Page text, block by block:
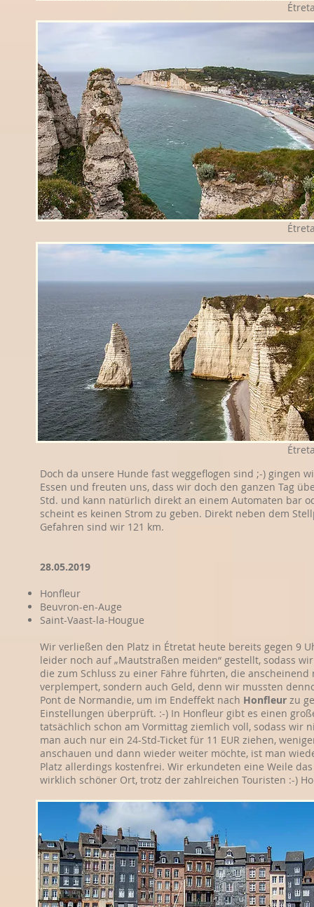
Doch da unsere Hunde fast weggeflogen sind ;-) gingen
Essen und freuten uns, dass wir doch den ganzen Tag
Std. und kann natürlich direkt an einem Automaten bar
scheint es keinen Strom zu geben. Direkt neben dem
Gefahren sind wir 121 km.
28.05.2019
Honfleur
Beuvron-en-Auge
Saint-Vaast-la-Hougue
Wir verließen den Platz in Étretat heute bereits gegen 9
leider noch auf „Mautstraßen meiden“ gestellt, sodass
die zum Schluss zu einer Fähre führten, die
verplempert, sondern auch Geld, denn wir mussten
Pont de Normandie, um im Endeffekt nach Honfleur zu
Einstellungen überprüft. :-) In Honfleur gibt es einen
tatsächlich schon am Vormittag ziemlich voll, sodass wir
man auch nur ein 24-Std-Ticket für 11 EUR ziehen,
anschauen und dann wieder weiter möchte, ist man
Platz allerdings kostenfrei. Wir erkundeten eine Weile
wirklich schöner Ort, trotz der zahlreichen Touristen :-)